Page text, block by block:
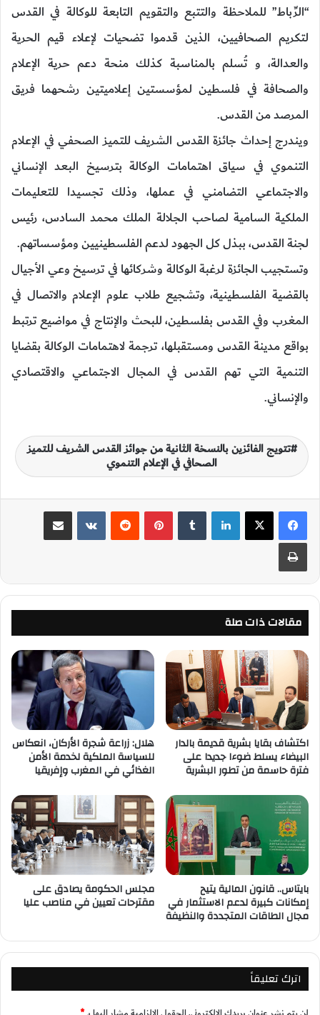
“الرِّباط” للملاحظة والتتبع والتقويم التابعة للوكالة في القدس
لتكريم الصحافيين، الذين قدموا تضحيات لإعلاء قيم الحرية
والعدالة، و تُسلم بالمناسبة كذلك منحة دعم حرية الإعلام
والصحافة في فلسطين لمؤسستين إعلاميتين رشحهما فريق
المرصد من القدس.
ويندرج إحداث جائزة القدس الشريف للتميز الصحفي في الإعلام
التنموي في سياق اهتمامات الوكالة بترسيخ البعد الإنساني
والاجتماعي التضامني في عملها، وذلك تجسيدا للتعليمات
الملكية السامية لصاحب الجلالة الملك محمد السادس، رئيس
لجنة القدس، ببذل كل الجهود لدعم الفلسطينيين ومؤسساتهم.
وتستجيب الجائزة لرغبة الوكالة وشركائها في ترسيخ وعي الأجيال
بالقضية الفلسطينية، وتشجيع طلاب علوم الإعلام والاتصال في
المغرب وفي القدس بفلسطين، للبحث والإنتاج في مواضيع ترتبط
بواقع مدينة القدس ومستقبلها، ترجمة لاهتمامات الوكالة بقضايا
التنمية التي تهم القدس في المجال الاجتماعي والاقتصادي
والإنساني.
تتويج الفائزين بالنسخة الثانية من جوائز القدس الشريف للتميز
الصحافي في الإعلام التنموي
لينكدإن بينتيريست
مقالات ذات صلة
اكتشاف بقايا بشرية قديمة بالدار
البيضاء يسلط ضوءا جديدا على
فترة حاسمة من تطور البشرية
هلال: زراعة شجرة الأركان، انعكاس
للسياسة الملكية لخدمة الأمن
الغذائي في المغرب وإفريقيا
بايتاس.. قانون المالية يتيح
إمكانات كبيرة لدعم الاستثمار في
مجال الطاقات المتجددة والنظيفة
مجلس الحكومة يصادق على
مقترحات تعيين في مناصب عليا
اترك تعليقاً